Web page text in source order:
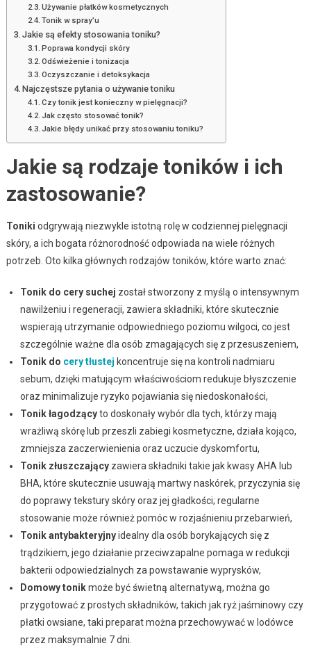
Używanie płatków kosmetycznych
Tonik w spray’u
Jakie są efekty stosowania toniku?
Poprawa kondycji skóry
Odświeżenie i tonizacja
Oczyszczanie i detoksykacja
Najczęstsze pytania o używanie toniku
Czy tonik jest konieczny w pielęgnacji?
Jak często stosować tonik?
Jakie błędy unikać przy stosowaniu toniku?
Jakie są rodzaje toników i ich
zastosowanie?
Toniki odgrywają niezwykle istotną rolę w codziennej pielęgnacji
skóry, a ich bogata różnorodność odpowiada na wiele różnych
potrzeb. Oto kilka głównych rodzajów toników, które warto znać:
Tonik do cery suchej został stworzony z myślą o intensywnym
nawilżeniu i regeneracji, zawiera składniki, które skutecznie
wspierają utrzymanie odpowiedniego poziomu wilgoci, co jest
szczególnie ważne dla osób zmagających się z przesuszeniem,
Tonik do cery tłustej koncentruje się na kontroli nadmiaru
sebum, dzięki matującym właściwościom redukuje błyszczenie
oraz minimalizuje ryzyko pojawiania się niedoskonałości,
Tonik łagodzącyto doskonały wybór dla tych, którzy mają
wrażliwą skórę lub przeszli zabiegi kosmetyczne, działa kojąco,
zmniejsza zaczerwienienia oraz uczucie dyskomfortu,
Tonik złuszczającyzawiera składniki takie jak kwasy AHA lub
BHA, które skutecznie usuwają martwy naskórek, przyczynia się
do poprawy tekstury skóry oraz jej gładkości; regularne
stosowanie może również pomóc w rozjaśnieniu przebarwień,
Tonik antybakteryjnyidealny dla osób borykających się z
trądzikiem, jego działanie przeciwzapalne pomaga w redukcji
bakterii odpowiedzialnych za powstawanie wyprysków,
Domowy tonikmoże być świetną alternatywą, można go
przygotować z prostych składników, takich jak ryż jaśminowy czy
płatki owsiane, taki preparat można przechowywać w lodówce
przez maksymalnie 7 dni.